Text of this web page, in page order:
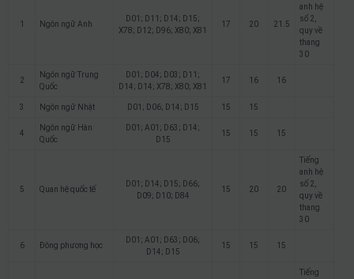
1 Ngôn ngữ Anh
D01; D11; D14; D15;
X78; D12; D96; X80; X81
17 20 21.5
anh hệ
số 2,
quy về
thang
30
2
Ngôn ngữ Trung
Quốc
D01; D04; D03; D11;
D14; D14; X78; X80; X81
17 16 16
3 Ngôn ngữ Nhật D01; D06; D14; D15 15 15
4
Ngôn ngữ Hàn
Quốc
D01; A01; D63; D14;
D15
15 15 15
5 Quan hệ quốc tế
D01; D14; D15; D66;
D09; D10; D84
15 20 20
Tiếng
anh hệ
số 2,
quy về
thang
30
6 Đông phương học
D01; A01; D63; D06;
D14; D15
15 15 15
Tiếng